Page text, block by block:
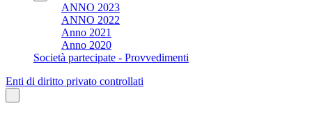
ANNO 2023
ANNO 2022
Anno 2021
Anno 2020
Società partecipate - Provvedimenti
Enti di diritto privato controllati